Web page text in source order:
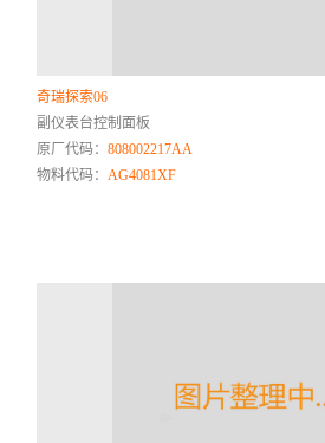
奇瑞探索06
副仪表台控制面板
原厂代码：808002217AA
物料代码：AG4081XF